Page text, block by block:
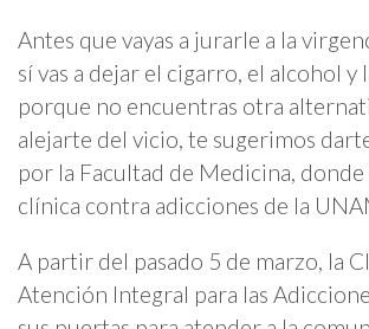
Antes que vayas a jurarle a la
sí vas a dejar el cigarro, el alcohol y
porque no encuentras otra
alejarte del vicio, te sugerimos
por la Facultad de Medicina,
clínica contra adicciones de la
A partir del pasado 5 de marzo, la
Atención Integral para las